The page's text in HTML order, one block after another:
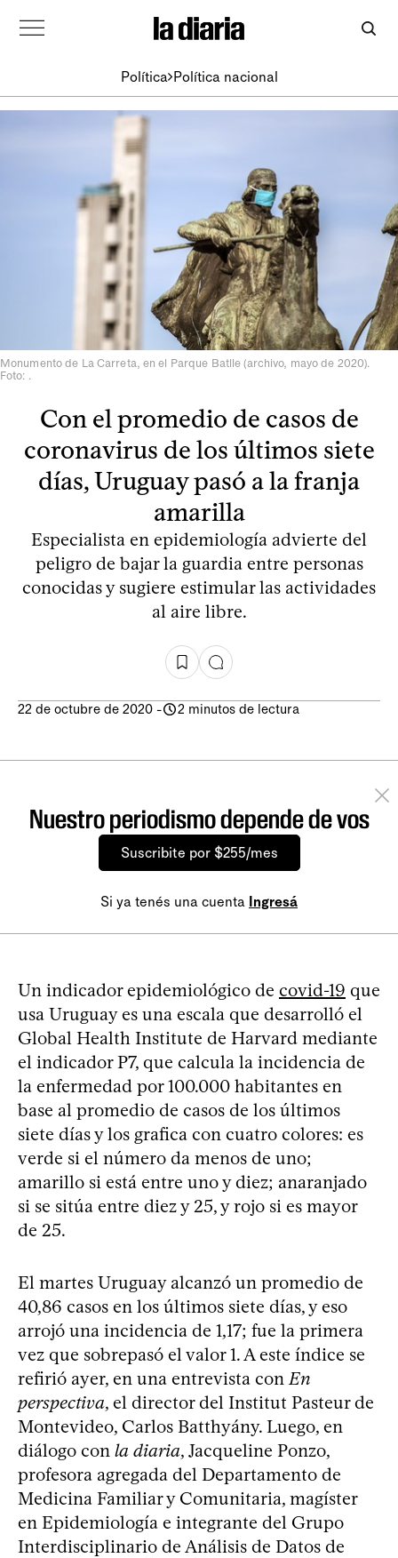
Política Política nacional
Monumento de La Carreta, en el Parque Batlle (archivo, mayo de 2020).
Foto: .
Con el promedio de casos de
coronavirus de los últimos siete
días, Uruguay pasó a la franja
amarilla
Especialista en epidemiología advierte del
peligro de bajar la guardia entre personas
conocidas y sugiere estimular las actividades
al aire libre.
22 de octubre de 2020 - 2 minutos de lectura
Nuestro periodismo depende de vos
Suscribite por $255/mes
Si ya tenés una cuenta Ingresá
Un indicador epidemiológico de covid-19 que
usa Uruguay es una escala que desarrolló el
Global Health Institute de Harvard mediante
el indicador P7, que calcula la incidencia de
la enfermedad por 100.000 habitantes en
base al promedio de casos de los últimos
siete días y los grafica con cuatro colores: es
verde si el número da menos de uno;
amarillo si está entre uno y diez; anaranjado
si se sitúa entre diez y 25, y rojo si es mayor
de 25.
El martes Uruguay alcanzó un promedio de
40,86 casos en los últimos siete días, y eso
arrojó una incidencia de 1,17; fue la primera
vez que sobrepasó el valor 1. A este índice se
refirió ayer, en una entrevista con En
perspectiva, el director del Institut Pasteur de
Montevideo, Carlos Batthyány. Luego, en
diálogo con la diaria, Jacqueline Ponzo,
profesora agregada del Departamento de
Medicina Familiar y Comunitaria, magíster
en Epidemiología e integrante del Grupo
Interdisciplinario de Análisis de Datos de